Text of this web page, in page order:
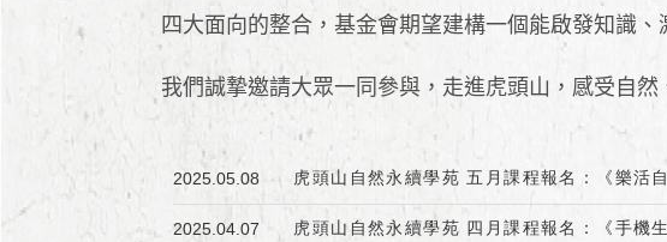
四大面向的整合，基金會期望建構一個能啟發知識
我們誠摯邀請大眾一同參與，走進虎頭山，感受自
2025.05.08 虎頭山自然永續學苑 五月課程報名：《樂活自
2025.04.07 虎頭山自然永續學苑 四月課程報名：《手機生